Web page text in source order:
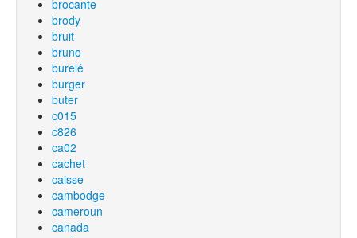
brocante
brody
bruit
bruno
burelé
burger
buter
c015
c826
ca02
cachet
caisse
cambodge
cameroun
canada